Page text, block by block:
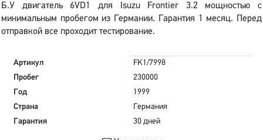
Б.У двигатель 6VD1 для Isuzu Frontier 3.2 мощностью с
минимальным пробегом из Германии. Гарантия 1 месяц. Перед
отправкой все проходит тестирование.
Артикул
FK1/7998
Пробег
230000
Год
1999
Страна
Германия
Гарантия
30 дней